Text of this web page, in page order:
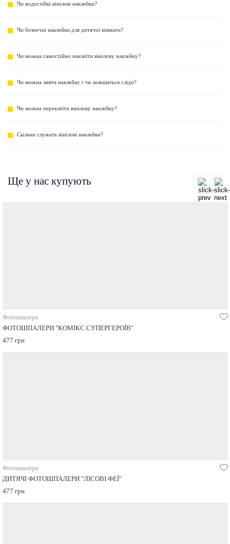
Чи водостійкі вінілові наклейки?
Чи безпечні наклейки для дитячої кімнати?
Чи можна самостійно наклеїти вінілову наклейку?
Чи можна зняти наклейку і чи залишаться сліди?
Чи можна переклеїти вінілову наклейку?
Скільки служать вінілові наклейки?
Ще у нас купують
Фотошпалери
ФОТОШПАЛЕРИ "КОМІКС СУПЕРГЕРОЇВ"
477 грн
Фотошпалери
ДИТЯЧІ ФОТОШПАЛЕРИ "ЛІСОВІ ФЕЇ"
477 грн